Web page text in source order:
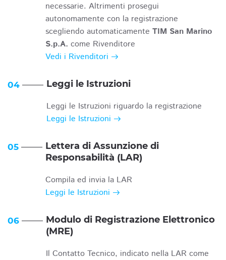
necessarie. Altrimenti prosegui
autonomamente con la registrazione
scegliendo automaticamente TIM San Marino
S.p.A. come Rivenditore
Vedi i Rivenditori
04 Leggi le Istruzioni
Leggi le Istruzioni riguardo la registrazione
Leggi le Istruzioni
05
Lettera di Assunzione di
Responsabilità (LAR)
Compila ed invia la LAR
Leggi le Istruzioni
06
Modulo di Registrazione Elettronico
(MRE)
Il Contatto Tecnico, indicato nella LAR come